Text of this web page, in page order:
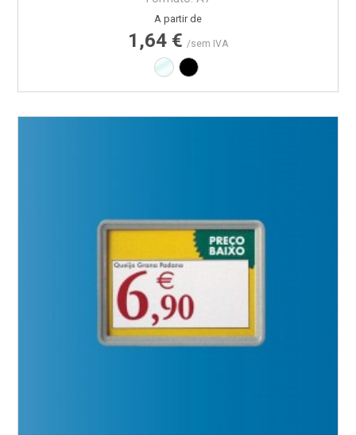
Preço
A partir de
1,64 € /sem IVA
Transparente
Preto